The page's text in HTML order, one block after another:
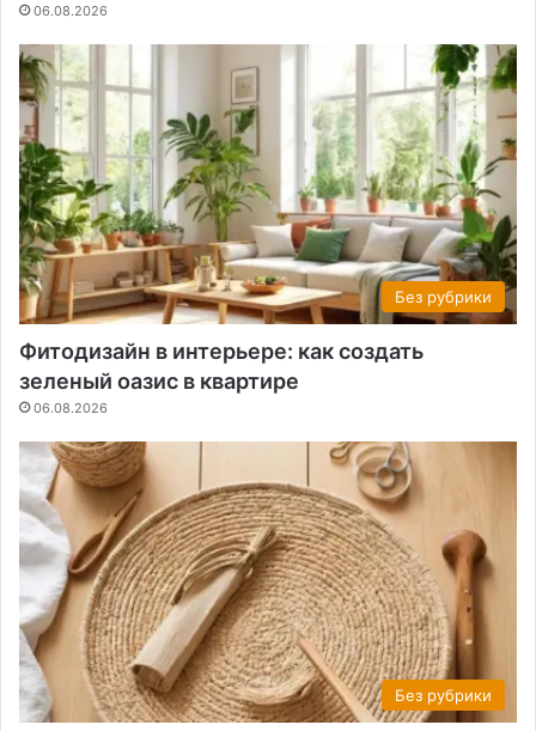
06.08.2026
Без рубрики
Фитодизайн в интерьере: как создать
зеленый оазис в квартире
06.08.2026
Без рубрики